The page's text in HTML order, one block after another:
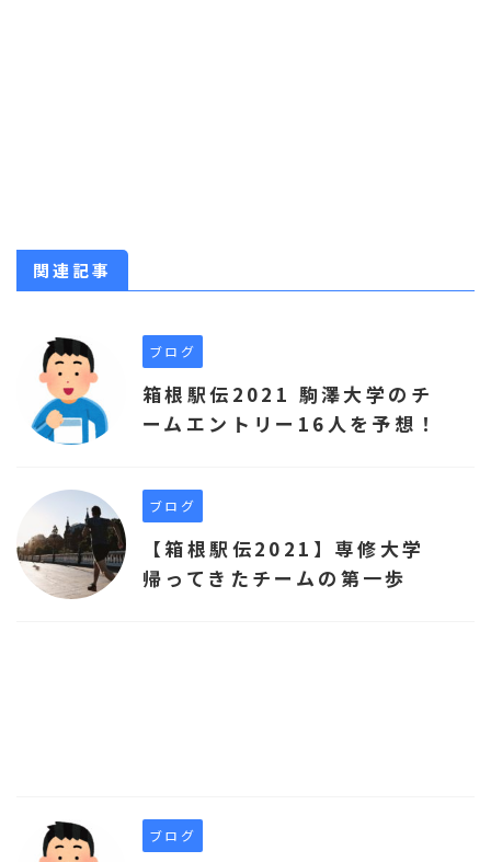
関連記事
ブログ
箱根駅伝2021 駒澤大学のチ
ームエントリー16人を予想！
ブログ
【箱根駅伝2021】専修大学
帰ってきたチームの第一歩
ブログ